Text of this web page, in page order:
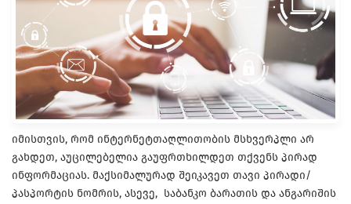
იმისთვის, რომ ინტერნეტთაღლითობის მსხვერპლი არ
გახდეთ, აუცილებელია გაუფრთხილდეთ თქვენს პირად
ინფორმაციას. მაქსიმალურად შეიკავეთ თავი პირადი/
პასპორტის ნომრის, ასევე, საბანკო ბარათის და ანგარიშის